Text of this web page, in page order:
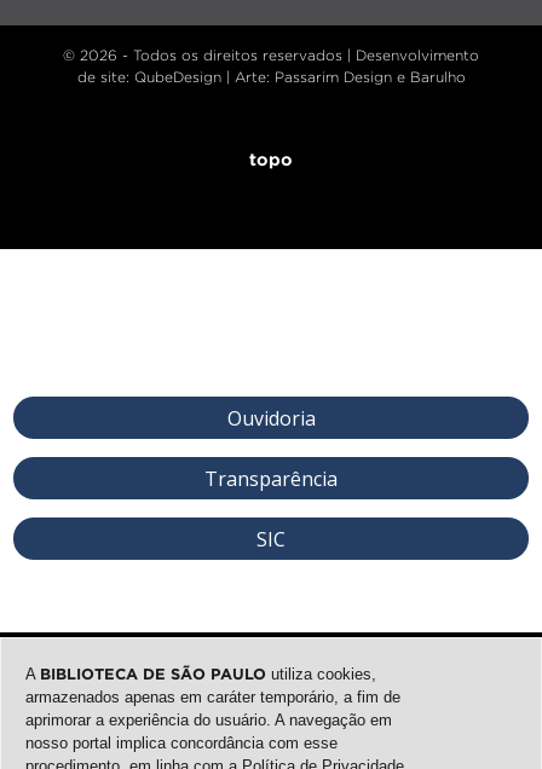
© 2026 - Todos os direitos reservados | Desenvolvimento
de site: QubeDesign | Arte: Passarim Design e Barulho
topo
Ouvidoria
Transparência
SIC
A BIBLIOTECA DE SÃO PAULO utiliza cookies,
armazenados apenas em caráter temporário, a fim de
aprimorar a experiência do usuário. A navegação em
nosso portal implica concordância com esse